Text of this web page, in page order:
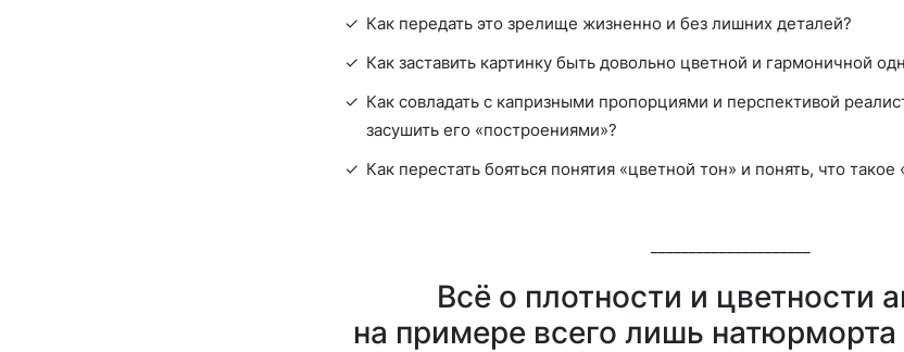
Как передать это зрелище жизненно и без лишних деталей?
Как заставить картинку быть довольно цветной и гармоничной
Как совладать с капризными пропорциями и перспективой
засушить его «построениями»?
Как перестать бояться понятия «цветной тон» и понять, что
Всё о плотности и цветности
на примере всего лишь